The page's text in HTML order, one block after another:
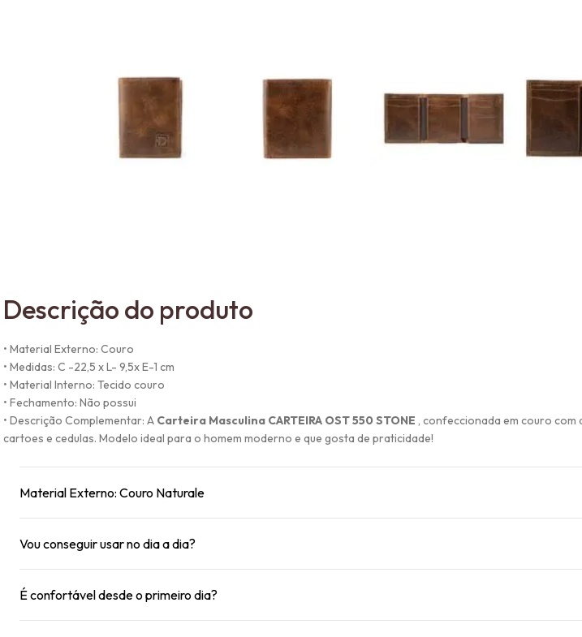
Descrição do produto
• Material Externo: Couro
• Medidas: C -22,5 x L- 9,5x E-1 cm
• Material Interno: Tecido couro
• Fechamento: Não possui
• Descrição Complementar: A Carteira Masculina CARTEIRA OST 550 STONE , confeccionada em couro
cartoes e cedulas. Modelo ideal para o homem moderno e que gosta de praticidade!
Material Externo: Couro Naturale
Vou conseguir usar no dia a dia?
É confortável desde o primeiro dia?